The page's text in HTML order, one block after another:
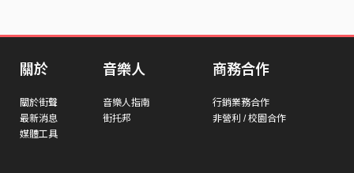
關於
關於街聲
最新消息
媒體工具
音樂人
音樂人指南
街托邦
商務合作
行銷業務合作
非營利 / 校園合作